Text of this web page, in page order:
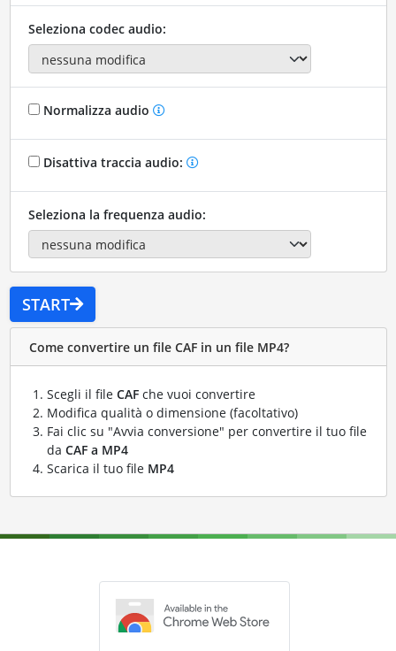
Seleziona codec audio:
Normalizza audio
Disattiva traccia audio:
Seleziona la frequenza audio:
START
Come convertire un file CAF in un file MP4?
Scegli il file CAFche vuoi convertire
Modifica qualità o dimensione (facoltativo)
Fai clic su "Avvia conversione" per convertire il tuo file
da CAF a MP4
Scarica il tuo file MP4